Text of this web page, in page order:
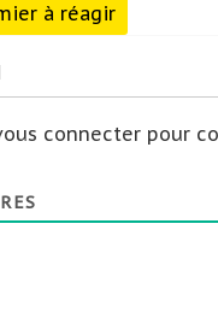
à réagir
connecter pour